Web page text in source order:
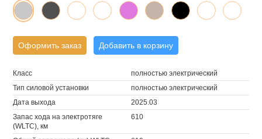
Оформить заказ Добавить в корзину
Класс
полностью электрический
Тип силовой установки
полностью электрический
Дата выхода
2025.03
Запас хода на электротяге
(WLTC), км
610